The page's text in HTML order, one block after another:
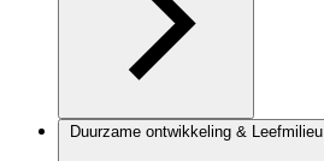
Duurzame ontwikkeling & Leefmilieu